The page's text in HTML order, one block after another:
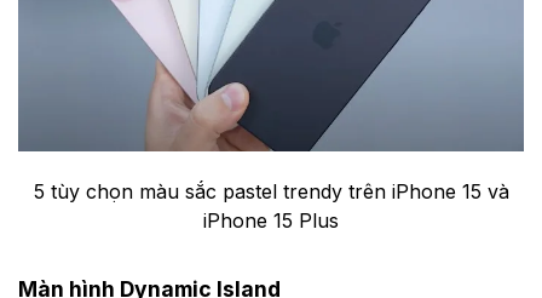
5 tùy chọn màu sắc pastel trendy trên iPhone 15 và
iPhone 15 Plus
Màn hình Dynamic Island